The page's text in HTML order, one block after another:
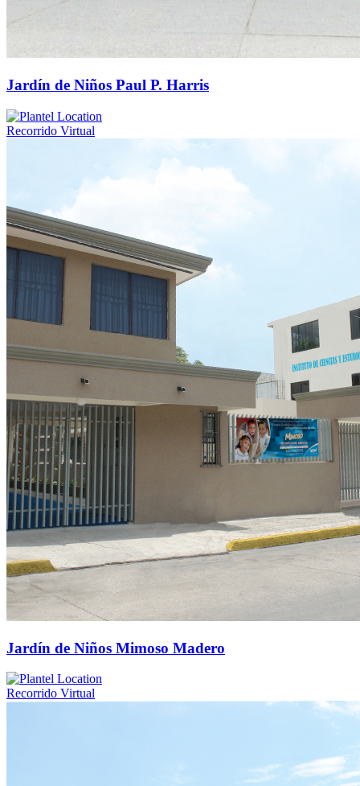
Jardín de Niños Paul P. Harris
Recorrido Virtual
Jardín de Niños Mimoso Madero
Recorrido Virtual